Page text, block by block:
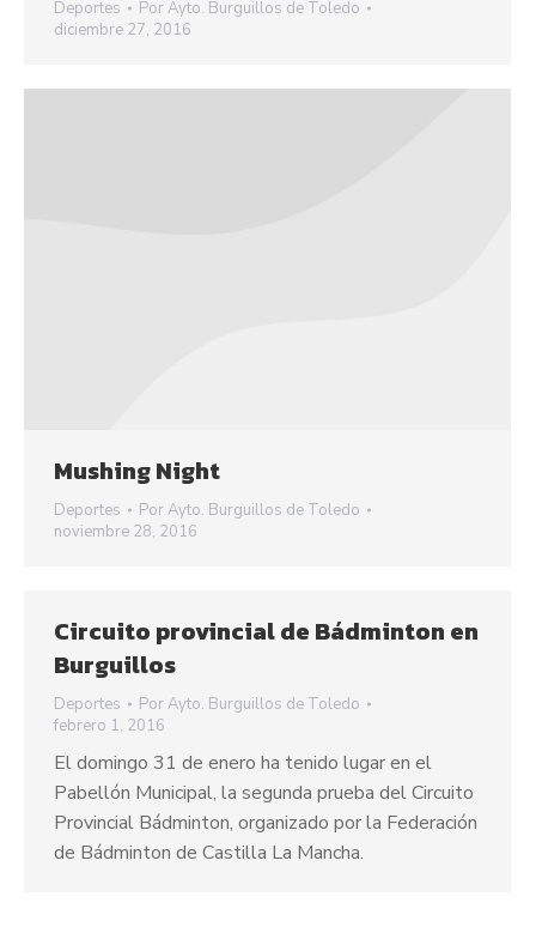
Deportes PorAyto. Burguillos de Toledo
diciembre 27, 2016
Mushing Night
Deportes PorAyto. Burguillos de Toledo
noviembre 28, 2016
Circuito provincial de Bádminton en
Burguillos
Deportes PorAyto. Burguillos de Toledo
febrero 1, 2016
El domingo 31 de enero ha tenido lugar en el
Pabellón Municipal, la segunda prueba del Circuito
Provincial Bádminton, organizado por la Federación
de Bádminton de Castilla La Mancha.